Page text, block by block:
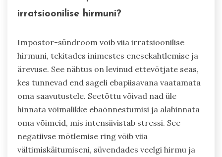
irratsioonilise hirmuni?
Impostor-sündroom võib viia irratsioonilise
hirmuni, tekitades inimestes enesekahtlemise ja
ärevuse. See nähtus on levinud ettevõtjate seas,
kes tunnevad end sageli ebapiisavana vaatamata
oma saavutustele. Seetõttu võivad nad üle
hinnata võimalikke ebaõnnestumisi ja alahinnata
oma võimeid, mis intensiivistab stressi. See
negatiivse mõtlemise ring võib viia
vältimiskäitumiseni, süvendades veelgi hirmu ja